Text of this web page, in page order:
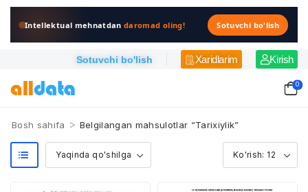
Intellektual mehnatdandaromad oling! Sotuvchi bo'lish
Sotuvchi bo'lish Xaridlarim Kirish
0
Bosh sahifa > Belgilangan mahsulotlar “Tarixiylik”